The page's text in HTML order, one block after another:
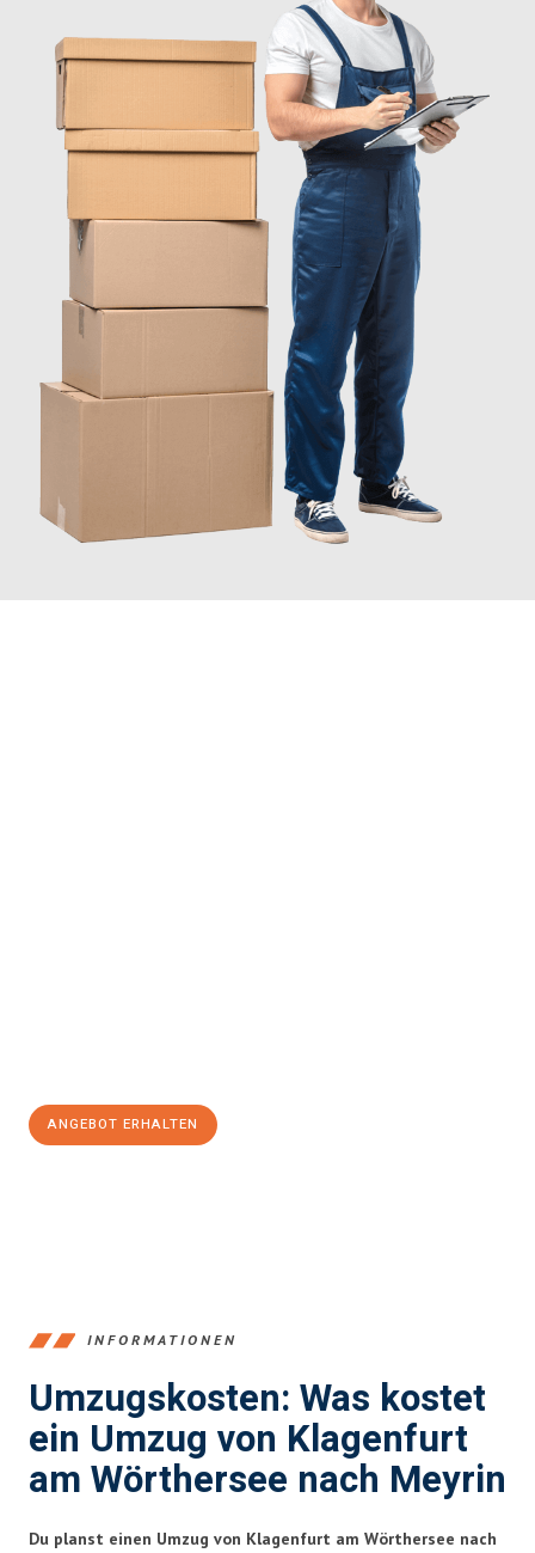
ANGEBOT ERHALTEN
INFORMATIONEN
Umzugskosten: Was kostet
ein Umzug von Klagenfurt
am Wörthersee nach Meyrin
Du planst einen Umzug von Klagenfurt am Wörthersee nach